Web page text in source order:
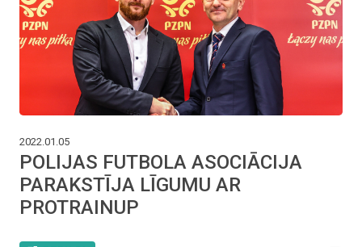
2022.01.05
POLIJAS FUTBOLA ASOCIĀCIJA
PARAKSTĪJA LĪGUMU AR
PROTRAINUP